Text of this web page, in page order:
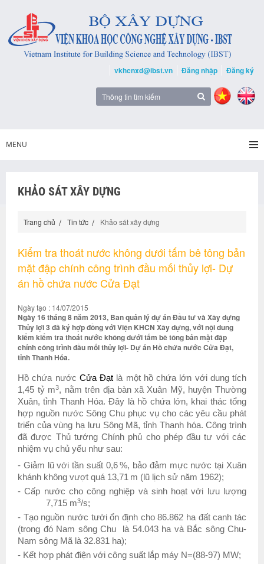
vkhcnxd@ibst.vn Đăng nhập Đăng ký
MENU
KHẢO SÁT XÂY DỰNG
Trang chủ Tin tức Khảo sát xây dựng
Kiểm tra thoát nước không dưới tấm bê tông bản
mặt đập chính công trình đầu mối thủy lợi- Dự
án hồ chứa nước Cửa Đạt
Ngày tạo : 14/07/2015
Ngày 16 tháng 8 năm 2013, Ban quản lý dự án Đầu tư và Xây dựng
Thủy lợi 3 đã ký hợp đồng với Viện KHCN Xây dựng, với nội dung
kiểm kiểm tra thoát nước không dưới tấm bê tông bản mặt đập
chính công trình đầu mối thủy lợi- Dự án Hồ chứa nước Cửa Đạt,
tỉnh Thanh Hóa.
Hồ chứa nước Cửa Đạt là một hồ chứa lớn với dung tích
1,45 tỷ m3, nằm trên địa bàn xã Xuân Mỹ, huyện Thường
Xuân, tỉnh Thanh Hóa. Đây là hồ chứa lớn, khai thác tổng
hợp nguồn nước Sông Chu phục vụ cho các yêu cầu phát
triển của vùng hạ lưu Sông Mã, tỉnh Thanh hóa. Công trình
đã được Thủ tướng Chính phủ cho phép đầu tư với các
nhiệm vụ chủ yếu như sau:
- Giảm lũ với tần suất 0,6 %, bảo đảm mực nước tại Xuân
khánh không vượt quá 13,71 m (lũ lịch sử năm 1962);
- Cấp nước cho công nghiệp và sinh hoạt với lưu lượng
7,715 m3/s;
- Tạo nguồn nước tưới ổn định cho 86.862 ha đất canh tác
(trong đó Nam sông Chu
là 54.043 ha và Bắc sông Chu-
Nam sông Mã là 32.831 ha);
- Kết hợp phát điện với công suất lắp máy N=(88-97) MW;